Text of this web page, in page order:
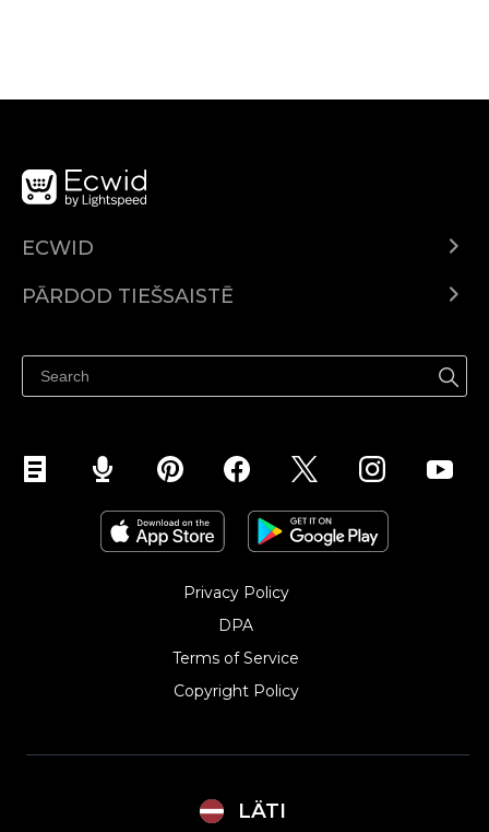
ECWID
Izcenojumi
PĀRDOD TIEŠSAISTĒ
Pārdod Facebook
Pārdod Instagram
Privacy Policy
DPA
Terms of Service
Copyright Policy‎
LÄTI